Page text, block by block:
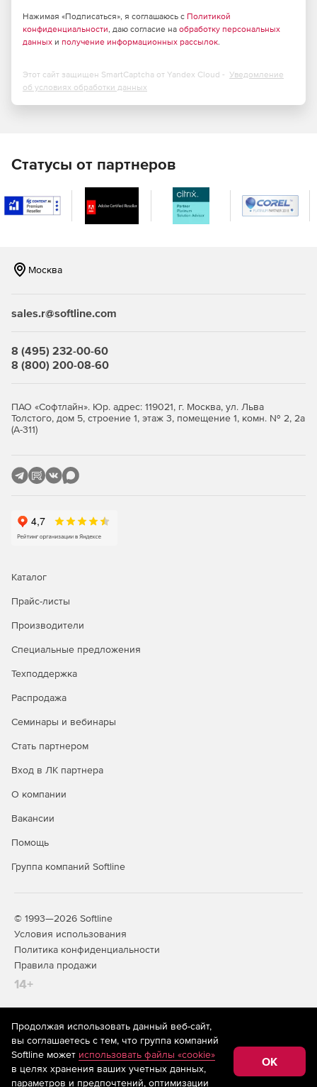
вокальных треков.
Легко создавать заголовки с помощью уникальных
Возможность создавать всевозможные формы с
музыкальных треков из Shutterstock и iStock от Getty
Images.
программы.
популярных сайтов. Запись с хроматическим ключом
Нажимая «Подписаться», я соглашаюсь с Политикой
конфиденциальности, даю согласие на обработку персональных
данных и получение информационных рассылок.
Этот сайт защищен SmartCaptcha от Yandex Cloud - Уведомление
об условиях обработки данных
Статусы от партнеров
Москва
sales.r@softline.com
8 (495) 232-00-60
8 (800) 200-08-60
ПАО «Софтлайн». Юр. адрес: 119021, г. Москва, ул. Льва
Толстого, дом 5, строение 1, этаж 3, помещение 1, комн. № 2, 2а
(А-311)
Каталог
Прайс-листы
Производители
Специальные предложения
Техподдержка
Распродажа
Семинары и вебинары
Стать партнером
Вход в ЛК партнера
О компании
Вакансии
Помощь
Группа компаний Softline
© 1993—2026 Softline
Условия использования
Политика конфиденциальности
Правила продажи
14+
На информационном ресурсе store.softline.ru применяются
рекомендательные технологии(информационные технологии
предоставления информации на основе сбора,
систематизации и анализа сведений, относящихся к
предпочтениям пользователей сети «Интернет»,
Продолжая использовать данный веб-сайт,
вы соглашаетесь с тем, что группа компаний
Softline может использовать файлы «cookie»
в целях хранения ваших учетных данных,
параметров и предпочтений, оптимизации
OK